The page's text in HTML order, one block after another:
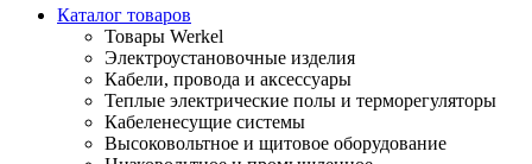
Каталог товаров
Товары Werkel
Электроустановочные изделия
Кабели, провода и аксессуары
Теплые электрические полы и терморегуляторы
Кабеленесущие системы
Высоковольтное и щитовое оборудование